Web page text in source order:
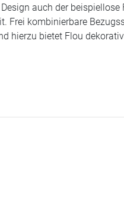
auch der
Frei kombinierbare
hierzu bietet Flou